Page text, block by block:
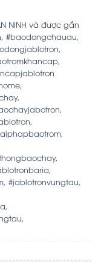
NINH và được gắn
, #baodongchauau,
,
,
,
,
,
,
,
,
,
, #jablotronvungtau,
,
,